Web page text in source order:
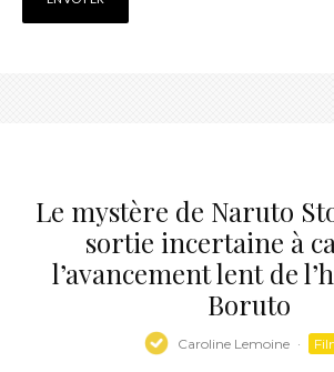
Le mystère de Naruto
sortie incertaine à
l’avancement lent de
Boruto
Caroline Lemoine ·